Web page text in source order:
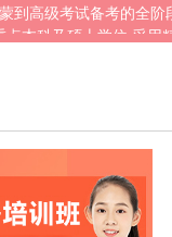
到高级考试备考的全阶
点本科及硕士学位 采用